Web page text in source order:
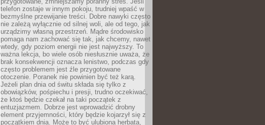
telefon zostaje w innym pokoju, trudniej wpaść w
bezmyślne przewijanie treści. Dobre nawyki często
nie zależą wyłącznie od silnej woli, ale od tego, jak
urządzimy własną przestrzeń. Mądre środowisko
pomaga nam zachować się tak, jak chcemy, nawet
wtedy, gdy poziom energii nie jest najwyższy. To
ważna lekcja, bo wiele osób niesłusznie uważa, że
brak konsekwencji oznacza lenistwo, podczas gdy
często problemem jest źle przygotowane
otoczenie. Poranek nie powinien być też karą.
Jeżeli plan dnia od świtu składa się tylko z
obowiązków, pośpiechu i presji, trudno oczekiwać,
że ktoś będzie czekał na taki początek z
entuzjazmem. Dobrze jest wprowadzić drobny
element przyjemności, który będzie kojarzył się z
początkiem dnia. Może to być ulubiona herbata,